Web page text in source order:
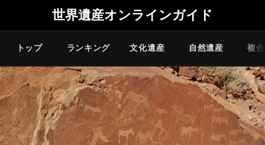
世界遺産オンラインガイド
トップ ランキング 文化遺産 自然遺産 複